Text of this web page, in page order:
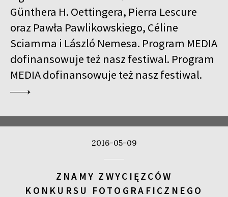
Günthera H. Oettingera, Pierra Lescure
oraz Pawła Pawlikowskiego, Céline
Sciamma i László Nemesa. Program MEDIA
dofinansowuje też nasz festiwal. Program
MEDIA dofinansowuje też nasz festiwal.
2016-05-09
ZNAMY ZWYCIĘZCÓW
KONKURSU FOTOGRAFICZNEGO